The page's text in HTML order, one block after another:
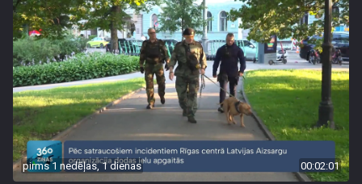
pirms 1 nedēļas, 1 dienas 00:02:01